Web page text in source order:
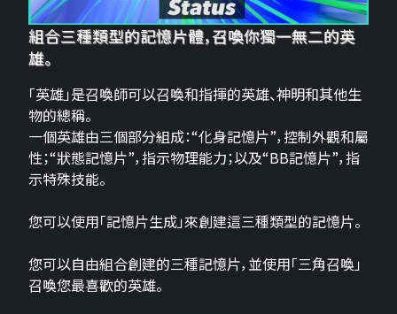
組合三種類型的記憶片體，召喚你獨一無二的英
雄。
「英雄」是召喚師可以召喚和指揮的英雄、神明和其他生
物的總稱。
一個英雄由三個部分組成：“化身記憶片”，控制外觀和屬
性；“狀態記憶片”，指示物理能力；以及“BB記憶片”，指
示特殊技能。
您可以使用「記憶片生成」來創建這三​​種類型的記憶片。
您可以自由組合創建的三種記憶片，並使用「三角召喚」
召喚您最喜歡的英雄。